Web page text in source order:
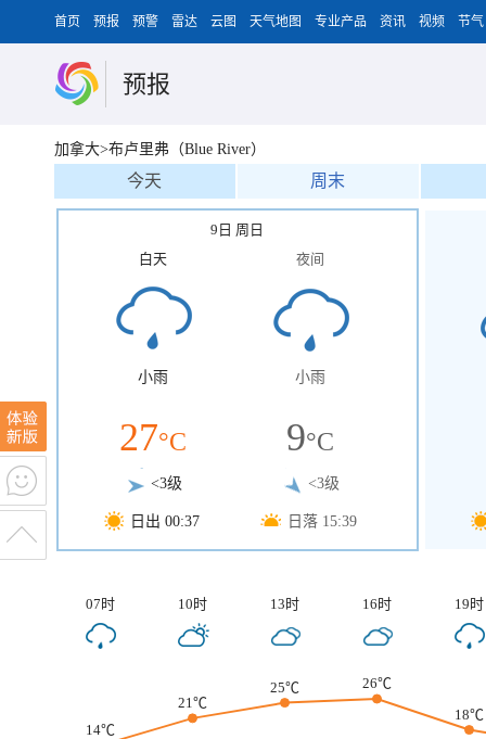
首页 预报 预警 雷达 云图 天气地图 专业产品 资讯 视频 节气
预报
加拿大>布卢里弗（Blue River）
今天 周末
9日 周日
白天
小雨
27°C
<3级
日出 00:37
夜间
小雨
9°C
<3级
日落 15:39
07时 10时 13时 16时 19时
14℃
21℃
25℃
26℃
18℃